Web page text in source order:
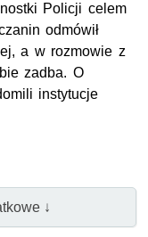
Policji celem
odmówił
a w rozmowie z
zadba. O
instytucje
↓